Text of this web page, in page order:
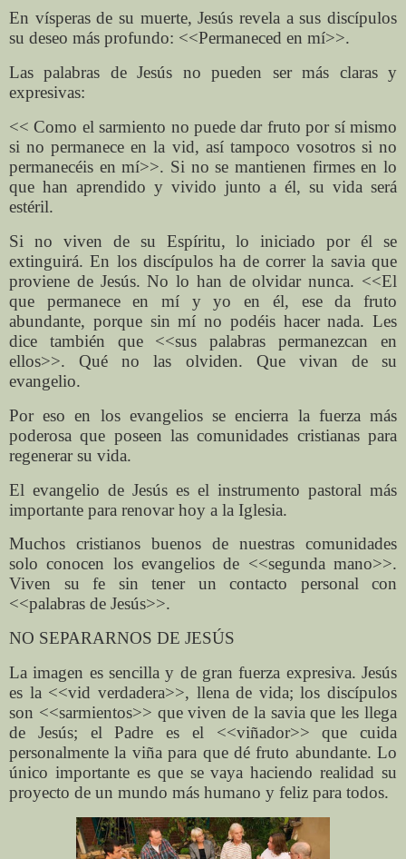
En vísperas de su muerte, Jesús revela a sus discípulos
su deseo más profundo: <<Permaneced en mí>>.
Las palabras de Jesús no pueden ser más claras y
expresivas:
<< Como el sarmiento no puede dar fruto por sí mismo
si no permanece en la vid, así tampoco vosotros si no
permanecéis en mí>>. Si no se mantienen firmes en lo
que han aprendido y vivido junto a él, su vida será
estéril.
Si no viven de su Espíritu, lo iniciado por él se
extinguirá. En los discípulos ha de correr la savia que
proviene de Jesús. No lo han de olvidar nunca. <<El
que permanece en mí y yo en él, ese da fruto
abundante, porque sin mí no podéis hacer nada. Les
dice también que <<sus palabras permanezcan en
ellos>>. Qué no las olviden. Que vivan de su
evangelio.
Por eso en los evangelios se encierra la fuerza más
poderosa que poseen las comunidades cristianas para
regenerar su vida.
El evangelio de Jesús es el instrumento pastoral más
importante para renovar hoy a la Iglesia.
Muchos cristianos buenos de nuestras comunidades
solo conocen los evangelios de <<segunda mano>>.
Viven su fe sin tener un contacto personal con
<<palabras de Jesús>>.
NO SEPARARNOS DE JESÚS
La imagen es sencilla y de gran fuerza expresiva. Jesús
es la <<vid verdadera>>, llena de vida; los discípulos
son <<sarmientos>> que viven de la savia que les llega
de Jesús; el Padre es el <<viñador>> que cuida
personalmente la viña para que dé fruto abundante. Lo
único importante es que se vaya haciendo realidad su
proyecto de un mundo más humano y feliz para todos.